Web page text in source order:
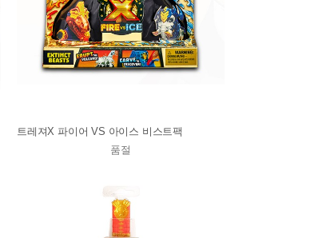
트레져X 파이어 VS 아이스 비스트팩
품절